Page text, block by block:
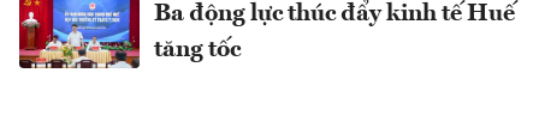
Ba động lực thúc đẩy kinh tế Huế
tăng tốc